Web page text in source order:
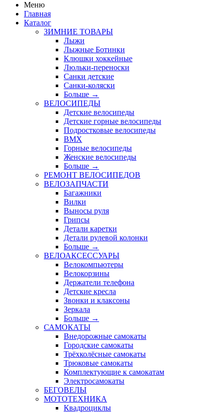
Меню
Главная
Каталог
ЗИМНИЕ ТОВАРЫ
Лыжи
Лыжные Ботинки
Клюшки хоккейные
Люльки-переноски
Санки детские
Санки-коляски
Больше →
ВЕЛОСИПЕДЫ
Детские велосипеды
Детские горные велосипеды
Подростковые велосипеды
BMX
Горные велосипеды
Женские велосипеды
Больше →
РЕМОНТ ВЕЛОСИПЕДОВ
ВЕЛОЗАПЧАСТИ
Багажники
Вилки
Выносы руля
Грипсы
Детали каретки
Детали рулевой колонки
Больше →
ВЕЛОАКСЕССУАРЫ
Велокомпьютеры
Велокорзины
Держатели телефона
Детские кресла
Звонки и клаксоны
Зеркала
Больше →
САМОКАТЫ
Внедорожные самокаты
Городские самокаты
Трёхколёсные самокаты
Трюковые самокаты
Комплектующие к самокатам
Электросамокаты
БЕГОВЕЛЫ
МОТОТЕХНИКА
Квадроциклы